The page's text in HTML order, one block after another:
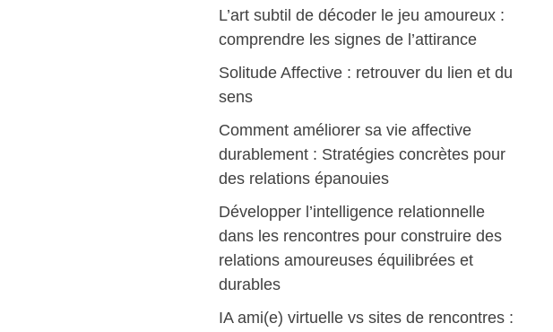
L’art subtil de décoder le jeu amoureux :
comprendre les signes de l’attirance
Solitude Affective : retrouver du lien et du
sens
Comment améliorer sa vie affective
durablement : Stratégies concrètes pour
des relations épanouies
Développer l’intelligence relationnelle
dans les rencontres pour construire des
relations amoureuses équilibrées et
durables
IA ami(e) virtuelle vs sites de rencontres :